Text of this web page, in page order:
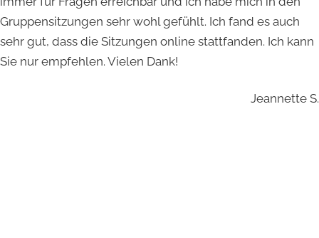
Gruppensitzungen sehr wohl gefühlt. Ich fand es auch
sehr gut, dass die Sitzungen online stattfanden. Ich kann
Sie nur empfehlen. Vielen Dank!
Jeannette S.